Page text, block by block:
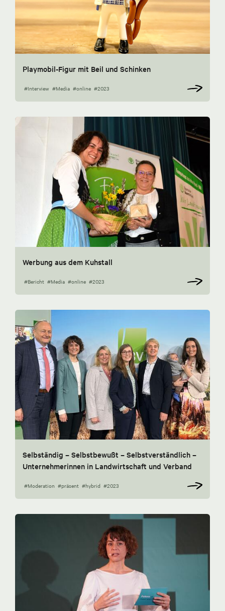
Playmobil-Figur mit Beil und Schinken
#Interview #Media #online #2023
Werbung aus dem Kuhstall
#Bericht #Media #online #2023
Selbständig – Selbstbewußt – Selbstverständlich –
Unternehmerinnen in Landwirtschaft und Verband
#Moderation #präsent #hybrid #2023